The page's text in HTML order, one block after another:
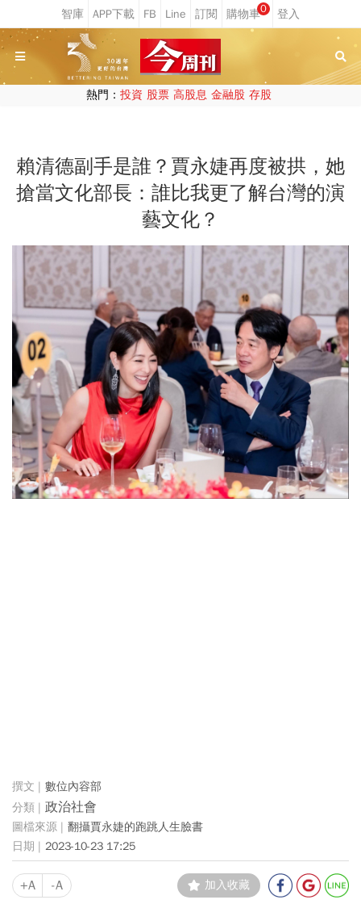
0
熱門： 投資 股票 高股息 金融股 存股
賴清德副手是誰？賈永婕再度被拱，她
搶當文化部長：誰比我更了解台灣的演
藝文化？
數位內容部
政治社會
翻攝賈永婕的跑跳人生臉書
2023-10-23 17:25
+A -A 加入收藏